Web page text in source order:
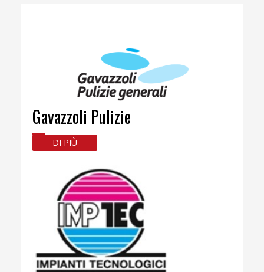
Gavazzoli Pulizie
DI PIÙ